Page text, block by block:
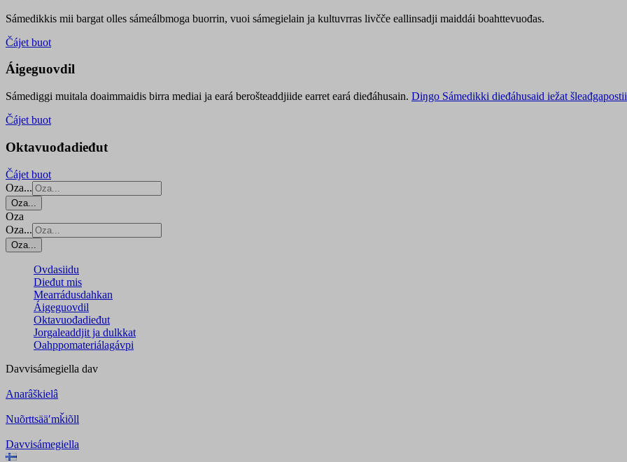
Sámedikkis mii bargat olles sámeálbmoga buorrin, vuoi sámegielain ja kultuvrras livčče eallinsadji maiddái boahttevuođas.
Čájet buot
Áigeguovdil
Sámediggi muitala doaimmaidis birra mediai ja eará berošteaddjiide earret eará dieđáhusain. Diŋgo Sámedikki dieđáhusaid iežat šleađgapostii
Čájet buot
Oktavuođadieđut
Čájet buot
Oza...
Oza...
Oza
Oza...
Oza...
Ovdasiidu
Dieđut mis
Mearrádusdahkan
Áigeguovdil
Oktavuođadieđut
Jorgaleaddjit ja dulkkat
Oahppomateriálagávpi
Davvisámegiella dav
Anarâškielâ
Nuõrttsääʹmǩiõll
Davvisámegiella